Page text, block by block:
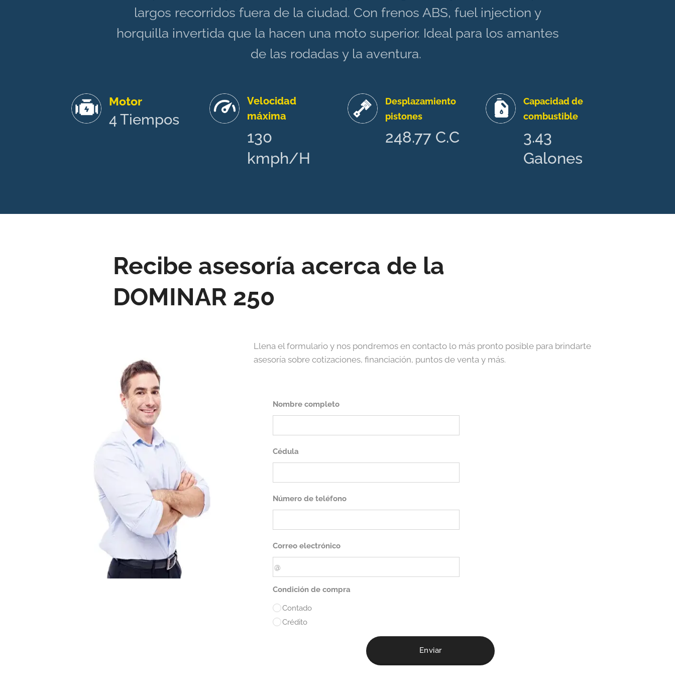
largos recorridos fuera de la ciudad. Con frenos ABS, fuel injection y
horquilla invertida que la hacen una moto superior. Ideal para los amantes
de las rodadas y la aventura.
Motor
4 Tiempos
Velocidad
máxima
130
kmph/H
Desplazamiento
pistones
248.77 C.C
Capacidad de
combustible
3.43
Galones
Recibe asesoría acerca de la
DOMINAR 250
Llena el formulario y nos pondremos en contacto lo más pronto posible para brindarte
asesoría sobre cotizaciones, financiación, puntos de venta y más.
Nombre completo
Cédula
Número de teléfono
Correo electrónico
Condición de compra
Contado
Crédito
Enviar